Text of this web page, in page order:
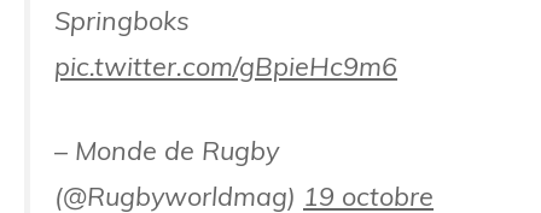
Springboks
pic.twitter.com/gBpieHc9m6
– Monde de Rugby
(@Rugbyworldmag) 19 octobre